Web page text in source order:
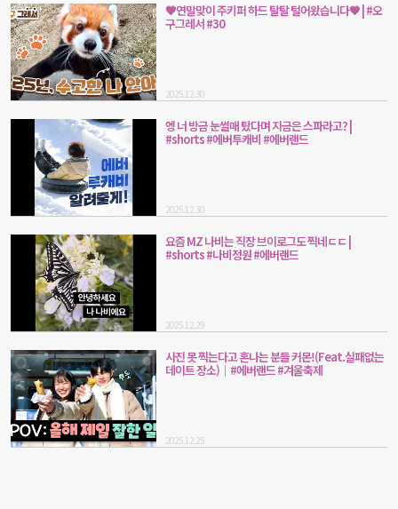
🧡연말맞이 주키퍼 하드 탈탈 털어왔습니다🧡 | #오
구그레서 #30
2025.12.30
엥 너 방금 눈썰매 탔다며 지금은 스파라고? |
#shorts #에버투캐비 #에버랜드
2025.12.30
요즘 MZ 나비는 직장 브이로그도 찍네ㄷㄷ |
#shorts #나비정원 #에버랜드
2025.12.29
사진 못 찍는다고 혼나는 분들 커몬!(Feat.실패없는
데이트 장소)｜#에버랜드 #겨울축제
2025.12.25